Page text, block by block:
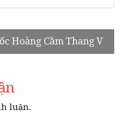
Hoàng Cầm Thang V
luận.